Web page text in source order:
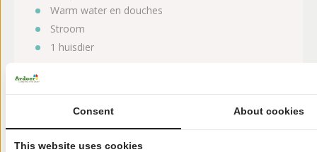
Warm water en douches
Stroom
1 huisdier
Exclusief toeristenbelasting.
05-05-2027
Zu:
17-05-2027 425,00 €
Consent About cookies
This website uses cookies